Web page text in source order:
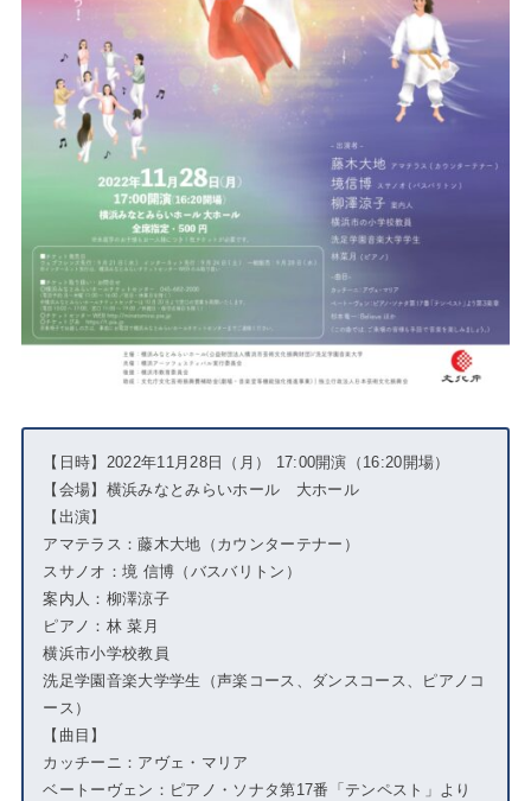
【日時】2022年11月28日（月） 17:00開演（16:20開場）
【会場】横浜みなとみらいホール 大ホール
【出演】
アマテラス：藤木大地（カウンターテナー）
スサノオ：境 信博（バスバリトン）
案内人：柳澤涼子
ピアノ：林 菜月
横浜市小学校教員
洗足学園音楽大学学生（声楽コース、ダンスコース、ピアノコ
ース）
【曲目】
カッチーニ：アヴェ・マリア
ベートーヴェン：ピアノ・ソナタ第17番「テンペスト」より